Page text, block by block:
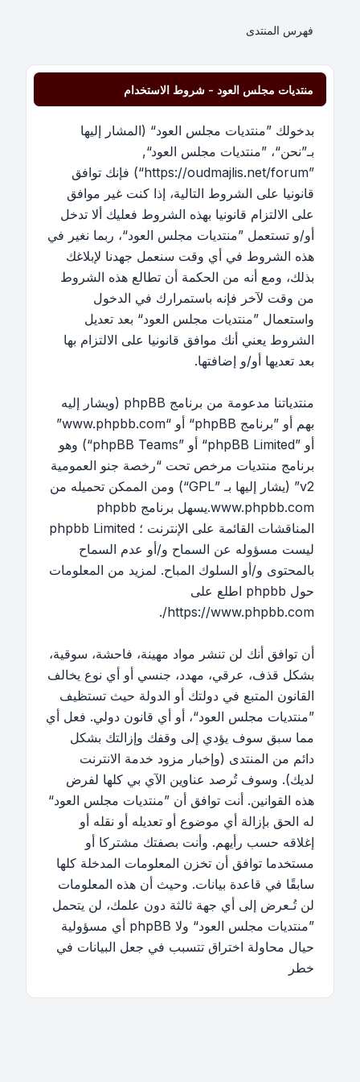
فهرس المنتدى
منتديات مجلس العود - شروط الاستخدام
بدخولك ”منتديات مجلس العود“ (المشار إليها
بـ”نحن“، ”منتديات مجلس العود“,
”https://oudmajlis.net/forum“) فإنك توافق
قانونيا على الشروط التالية، إذا كنت غير موافق
على الالتزام قانونيا بهذه الشروط فعليك ألا تدخل
أو/و تستعمل ”منتديات مجلس العود“، ربما نغير في
هذه الشروط في أي وقت سنعمل جهدنا لإبلاغك
بذلك، ومع أنه من الحكمة أن تطالع هذه الشروط
من وقت لآخر فإنه باستمرارك في الدخول
واستعمال ”منتديات مجلس العود“ بعد تعديل
الشروط يعني أنك موافق قانونيا على الالتزام بها
بعد تعديها أو/و إضافتها.
منتدياتنا مدعومة من برنامج phpBB (ويشار إليه
بهم أو ”برنامج phpBB“ أو “www.phpbb.com”
أو ”phpBB Limited“ أو ”phpBB Teams“) وهو
برنامج منتديات مرخص تحت “رخصة جنو العمومية
v2” (يشار إليها بـ ”GPL“) ومن الممكن تحميله من
www.phpbb.com
.يسهل برنامج phpbb
المناقشات القائمة على الإنترنت ؛ phpbb Limited
ليست مسؤوله عن السماح و/أو عدم السماح
بالمحتوى و/أو السلوك المباح. لمزيد من المعلومات
حول phpbb اطلع على
https://www.phpbb.com/
.
أن توافق أنك لن تنشر مواد مهينة، فاحشة، سوقية،
بشكل قذف، عرقي، مهدد، جنسي أو أي نوع يخالف
القانون المتبع في دولتك أو الدولة حيث تستظيف
”منتديات مجلس العود“، أو أي قانون دولي. فعل أي
مما سبق سوف يؤدي إلى وقفك وإزالتك بشكل
دائم من المنتدى (وإخبار مزود خدمة الانترنت
لديك). وسوف تُرصد عناوين الآي بي كلها لفرض
هذه القوانين. أنت توافق أن ”منتديات مجلس العود“
له الحق بإزالة أي موضوع أو تعديله أو نقله أو
إغلاقه حسب رأيهم. وأنت بصفتك مشتركا أو
مستخدما توافق أن تخزن المعلومات المدخلة كلها
سابقًا في قاعدة بيانات. وحيث أن هذه المعلومات
لن تُـعرض إلى أي جهة ثالثة دون علمك، لن يتحمل
”منتديات مجلس العود“ ولا phpBB أي مسؤولية
حيال محاولة اختراق تتسبب في جعل البيانات في
خطر